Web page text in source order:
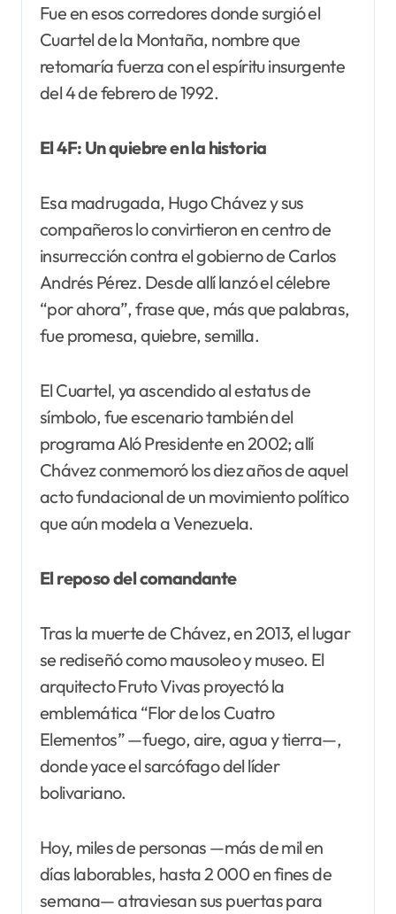
Fue en esos corredores donde surgió el
Cuartel de la Montaña, nombre que
retomaría fuerza con el espíritu insurgente
del 4 de febrero de 1992.
El 4F: Un quiebre en la historia
Esa madrugada, Hugo Chávez y sus
compañeros lo convirtieron en centro de
insurrección contra el gobierno de Carlos
Andrés Pérez. Desde allí lanzó el célebre
“por ahora”, frase que, más que palabras,
fue promesa, quiebre, semilla.
El Cuartel, ya ascendido al estatus de
símbolo, fue escenario también del
programa Aló Presidente en 2002; allí
Chávez conmemoró los diez años de aquel
acto fundacional de un movimiento político
que aún modela a Venezuela.
El reposo del comandante
Tras la muerte de Chávez, en 2013, el lugar
se rediseñó como mausoleo y museo. El
arquitecto Fruto Vivas proyectó la
emblemática “Flor de los Cuatro
Elementos” —fuego, aire, agua y tierra—,
donde yace el sarcófago del líder
bolivariano.
Hoy, miles de personas —más de mil en
días laborables, hasta 2 000 en fines de
semana— atraviesan sus puertas para